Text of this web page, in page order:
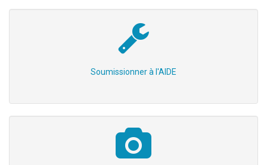
Soumissionner à l'AIDE